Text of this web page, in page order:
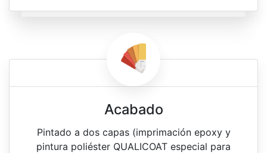
Acabado
Pintado a dos capas (imprimación epoxy y
pintura poliéster QUALICOAT especial para